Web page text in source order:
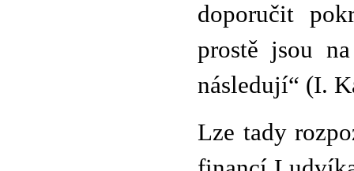
doporučit
prostě jsou
následují“ (I.
Lze tady